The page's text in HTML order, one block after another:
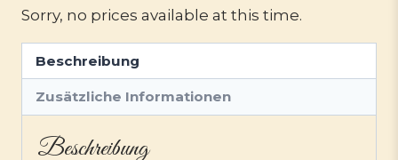
Sorry, no prices available at this time.
Beschreibung
Zusätzliche Informationen
Beschreibung